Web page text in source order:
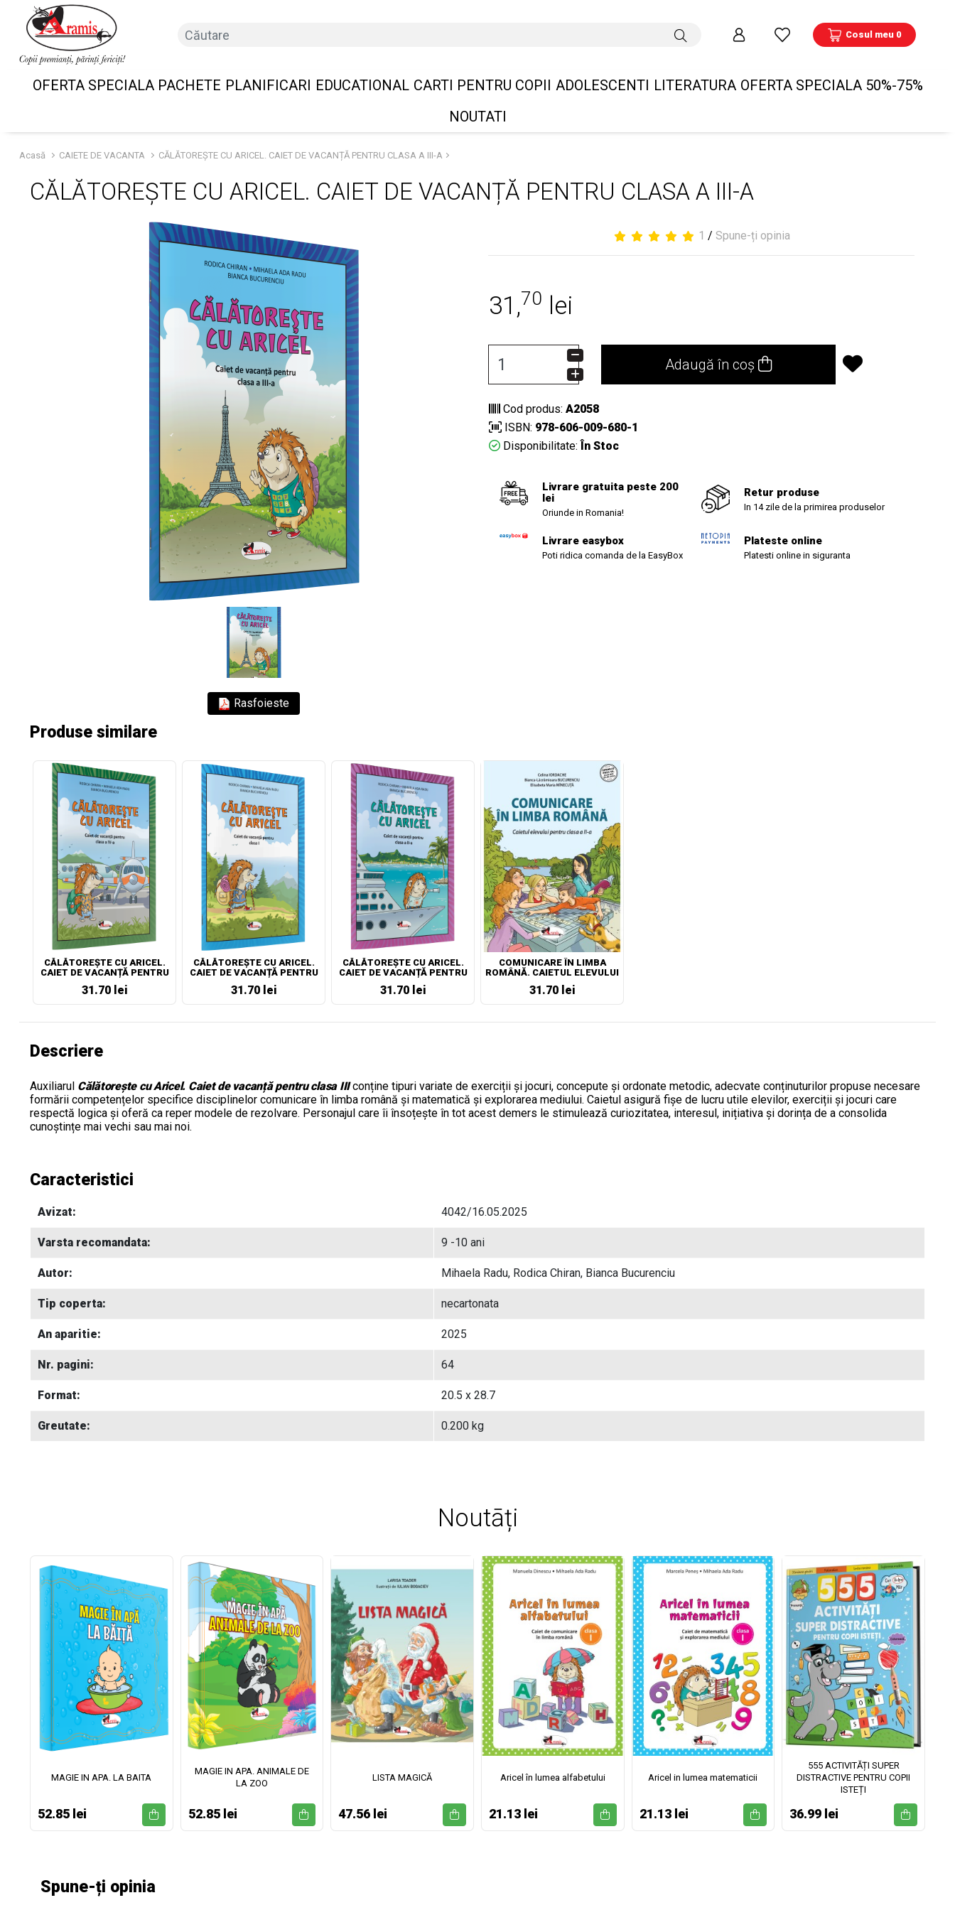
Cosul meu 0
OFERTA SPECIALA PACHETE PLANIFICARI EDUCATIONAL CARTI PENTRU COPII ADOLESCENTI LITERATURA OFERTA SPECIALA 50%-75%
NOUTATI
Acasă CAIETE DE VACANTA CĂLĂTOREȘTE CU ARICEL. CAIET DE VACANȚĂ PENTRU CLASA A III-A
CĂLĂTOREȘTE CU ARICEL. CAIET DE VACANȚĂ PENTRU CLASA A III-A
Rasfoieste
1 / Spune-ți opinia
31,70 lei
Adaugă în coș
Cod produs: A2058
ISBN: 978-606-009-680-1
Disponibilitate: În Stoc
Livrare gratuita peste 200
lei
Oriunde in Romania!
Retur produse
In 14 zile de la primirea produselor
Livrare easybox
Poti ridica comanda de la EasyBox
Plateste online
Platesti online in siguranta
Produse similare
CĂLĂTOREȘTE CU ARICEL.
CAIET DE VACANȚĂ PENTRU
CLASA A IV-A
31.70 lei
CĂLĂTOREȘTE CU ARICEL.
CAIET DE VACANȚĂ PENTRU
CLASA I
31.70 lei
CĂLĂTOREȘTE CU ARICEL.
CAIET DE VACANȚĂ PENTRU
CLASA II
31.70 lei
COMUNICARE ÎN LIMBA
ROMÂNĂ. CAIETUL ELEVULUI
PENTRU CLASA A II-A
31.70 lei
Descriere
Auxiliarul Călătorește cu Aricel. Caiet de vacanță pentru clasa IIIconține tipuri variate de exerciții și jocuri, concepute și ordonate metodic, adecvate conținuturilor propuse necesare
formării competențelor specifice disciplinelor comunicare în limba română și matematică și explorarea mediului. Caietul asigură fișe de lucru utile elevilor, exerciții și jocuri care
respectă logica și oferă ca reper modele de rezolvare. Personajul care îi însoțește în tot acest demers le stimulează curiozitatea, interesul, inițiativa și dorința de a consolida
cunoștințe mai vechi sau mai noi.
Caracteristici
Avizat: 4042/16.05.2025
Varsta recomandata: 9 -10 ani
Autor: Mihaela Radu, Rodica Chiran, Bianca Bucurenciu
Tip coperta: necartonata
An aparitie: 2025
Nr. pagini: 64
Format: 20.5 x 28.7
Greutate: 0.200 kg
Noutāți
MAGIE IN APA. LA BAITA
52.85 lei
MAGIE IN APA. ANIMALE DE
LA ZOO
52.85 lei
LISTA MAGICĂ
47.56 lei
Aricel în lumea alfabetului
21.13 lei
Aricel in lumea matematicii
21.13 lei
555 ACTIVITĂȚI SUPER
DISTRACTIVE PENTRU COPII
ISTEȚI
36.99 lei
Spune-ți opinia